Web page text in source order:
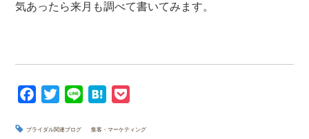
気あったら来月も調べて書いてみます。
c
i
H
t
c
ブライダル関連ブログ 集客・マーケティング